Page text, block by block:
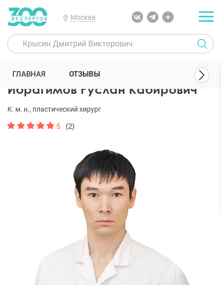
Москва
300 Экспертов Пластические хирурги Ибрагимов Руслан
Ибрагимов Руслан Кабирович
К. м. н., пластический хирург
5 (2)
ГЛАВНАЯ ОТЗЫВЫ